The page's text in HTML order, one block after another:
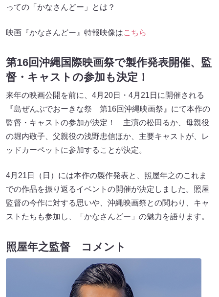
っての「かなさんどー」とは？
映画『かなさんどー』特報映像はこちら
第16回沖縄国際映画祭で製作発表開催、監
督・キャストの参加も決定！
来年の映画公開を前に、4月20日・4月21日に開催される
『島ぜんぶでおーきな祭 第16回沖縄映画祭』にて本作の
監督・キャストの参加が決定！ 主演の松田るか、母親役
の堀内敬子、父親役の浅野忠信ほか、主要キャストが、レ
ッドカーペットに参加することが決定。
4月21日（日）には本作の製作発表と、照屋年之のこれま
での作品を振り返るイベントの開催が決定しました。照屋
監督の今作に対する思いや、沖縄映画祭との関わり、キャ
ストたちも参加し、「かなさんどー」の魅力を語ります。
照屋年之監督 コメント